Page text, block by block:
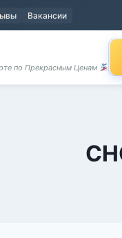
Вакансии
по Прекрасным Ценам